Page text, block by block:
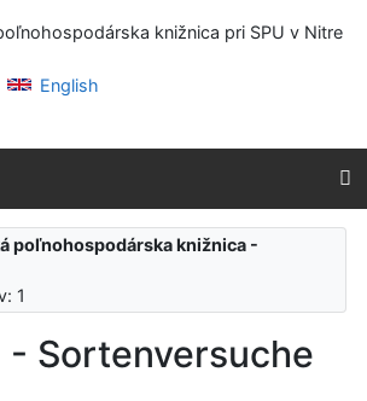
English
poľnohospodárska knižnica -
1
- Sortenversuche